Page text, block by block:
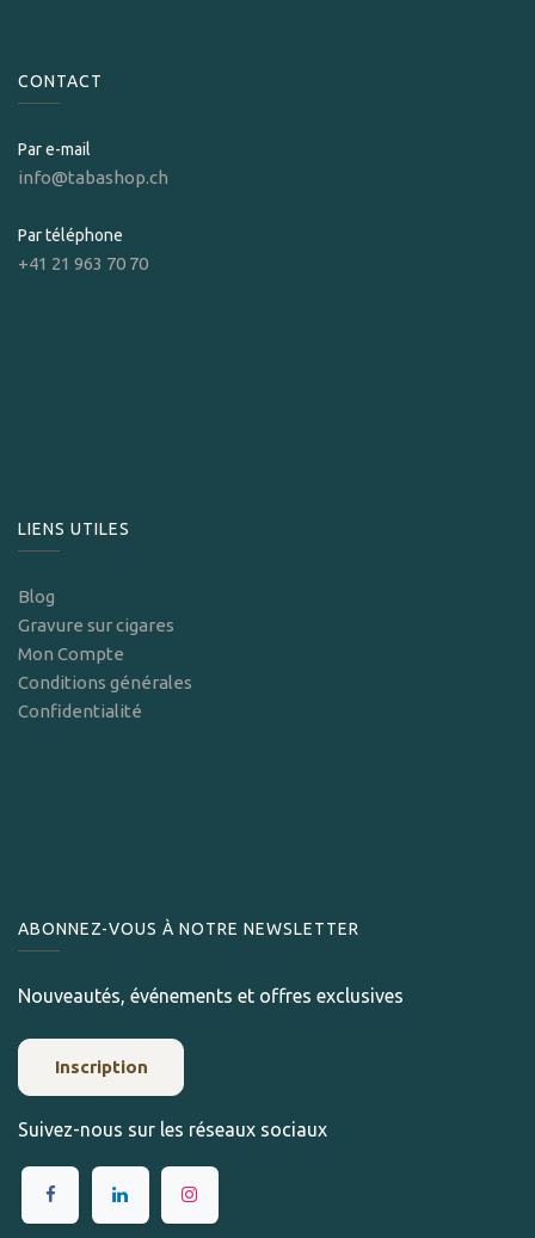
CONTACT
Par e-mail
info@tabashop.ch
Par téléphone
+41 21 963 70 70
LIENS UTILES
Blog
Gravure sur cigares
Mon Compte
Conditions générales
Confidentialité
ABONNEZ-VOUS À NOTRE NEWSLETTER
Nouveautés, événements et offres exclusives
Inscription
Suivez-nous sur les réseaux sociaux